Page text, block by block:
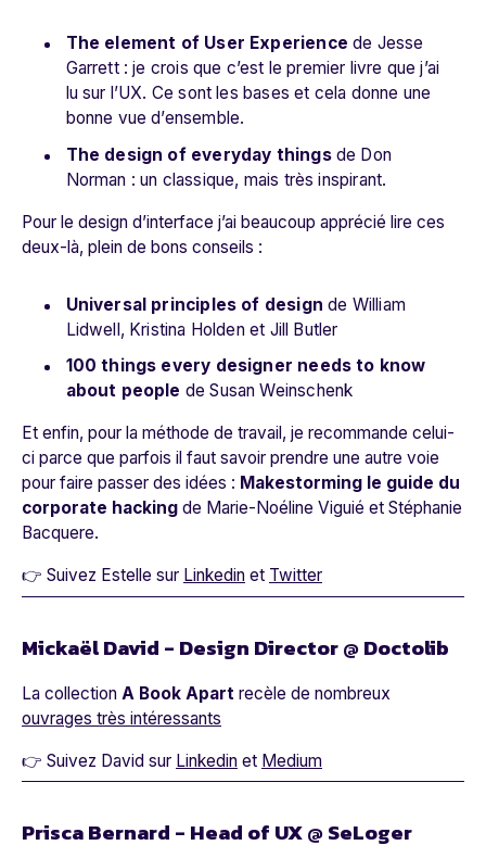
The element of User Experience de Jesse
Garrett : je crois que c’est le premier livre que j’ai
lu sur l’UX. Ce sont les bases et cela donne une
bonne vue d’ensemble.
The design of everyday thingsde Don
Norman : un classique, mais très inspirant.
Pour le design d’interface j’ai beaucoup apprécié lire ces
deux-là, plein de bons conseils :
Universal principles of designde William
Lidwell, Kristina Holden et Jill Butler
100 things every designer needs to know
about people de Susan Weinschenk
Et enfin, pour la méthode de travail, je recommande celui-
ci parce que parfois il faut savoir prendre une autre voie
pour faire passer des idées : Makestorming le guide du
corporate hacking de Marie-Noéline Viguié et Stéphanie
Bacquere.
👉 Suivez Estelle sur Linkedin et Twitter
Mickaël David - Design Director @ Doctolib
La collection A Book Apart recèle de nombreux
ouvrages très intéressants
👉 Suivez David sur Linkedin et Medium
Prisca Bernard - Head of UX @ SeLoger